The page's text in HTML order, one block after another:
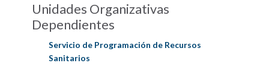
Unidades Organizativas
Dependientes
Servicio de Programación de Recursos
Sanitarios